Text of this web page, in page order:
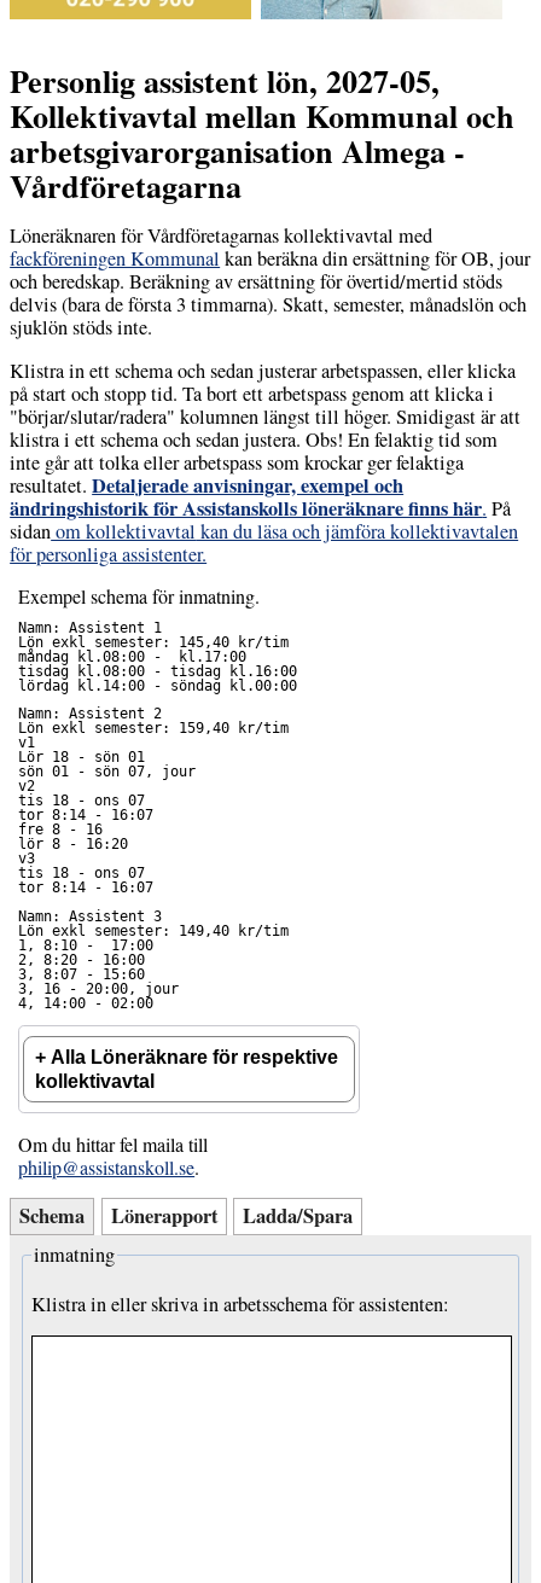
Personlig assistent lön, 2027-05,
Kollektivavtal mellan Kommunal och
arbetsgivarorganisation Almega -
Vårdföretagarna
Löneräknaren för Vård­företagarnas kollektivavtal med
fackföreningen Kommunal kan beräkna din ersättning för OB, jour
och beredskap. Beräkning av ersättning för övertid/mertid stöds
delvis (bara de första 3 timmarna). Skatt, semester, månadslön och
sjuklön stöds inte.
Klistra in ett schema och sedan justerar arbetspassen, eller klicka
på start och stopp tid. Ta bort ett arbetspass genom att klicka i
"börjar/slutar/radera" kolumnen längst till höger. Smidigast är att
klistra i ett schema och sedan justera. Obs! En felaktig tid som
inte går att tolka eller arbetspass som krockar ger felaktiga
resultatet.Detaljerade anvisningar, exempel och
ändringshistorik för Assistanskolls löneräknare finns här. På
sidanom kollektivavtal kan du läsa och jämföra kollektivavtalen
för personliga assistenter.
Exempel schema för inmatning.
Namn: Assistent 1
Lön exkl semester: 145,40 kr/tim
måndag kl.08:00 -  kl.17:00
tisdag kl.08:00 - tisdag kl.16:00
Namn: Assistent 2
Lön exkl semester: 159,40 kr/tim
v1
Lör 18 - sön 01
sön 01 - sön 07, jour
v2
tis 18 - ons 07
tor 8:14 - 16:07
fre 8 - 16
lör 8 - 16:20
v3
tis 18 - ons 07
Namn: Assistent 3
Lön exkl semester: 149,40 kr/tim
1, 8:10 -  17:00
2, 8:20 - 16:00
3, 8:07 - 15:60
3, 16 - 20:00, jour
4, 14:00 - 02:00
Alla Löneräknare för respektive
kollektivavtal
Om du hittar fel maila till
philip@assistanskoll.se.
Schema Lönerapport Ladda/Spara
inmatning
Klistra in eller skriva in arbetsschema för assistenten: